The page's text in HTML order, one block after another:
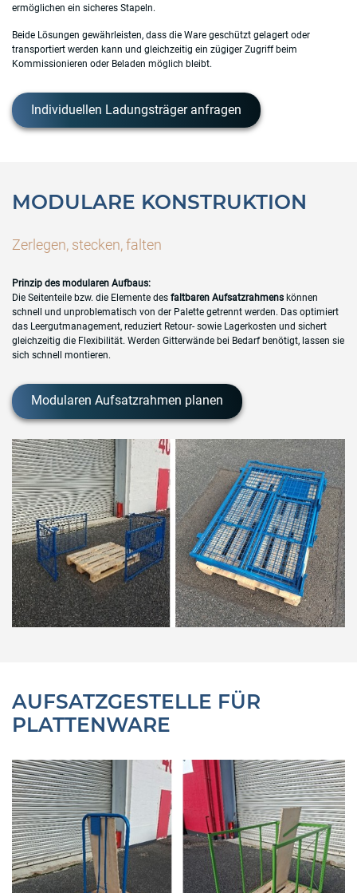
ermöglichen ein sicheres Stapeln.
Beide Lösungen gewährleisten, dass die Ware geschützt gelagert oder
transportiert werden kann und gleichzeitig ein zügiger Zugriff beim
Kommissionieren oder Beladen möglich bleibt.
Individuellen Ladungsträger anfragen
MODULARE KONSTRUKTION
Zerlegen, stecken, falten
Prinzip des modularen Aufbaus:
Die Seitenteile bzw. die Elemente des faltbaren Aufsatzrahmens können
schnell und unproblematisch von der Palette getrennt werden. Das optimiert
das Leergutmanagement, reduziert Retour- sowie Lagerkosten und sichert
gleichzeitig die Flexibilität. Werden Gitterwände bei Bedarf benötigt, lassen sie
sich schnell montieren.
Modularen Aufsatzrahmen planen
AUFSATZGESTELLE FÜR
PLATTENWARE